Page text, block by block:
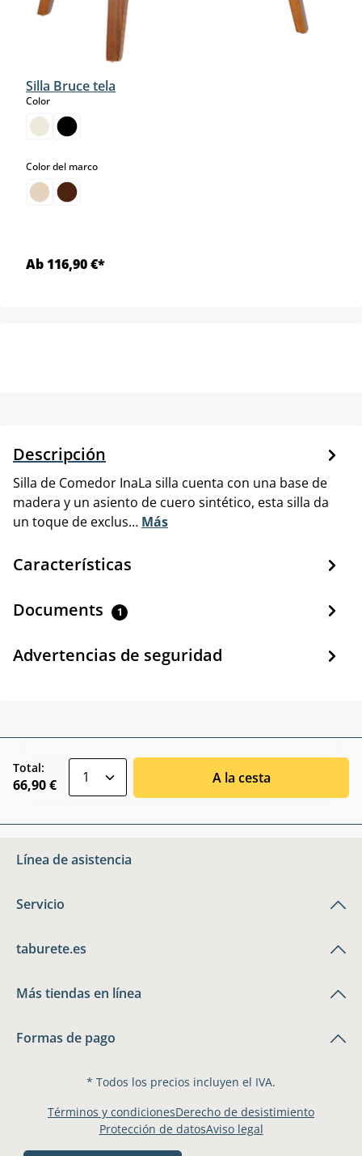
Silla Bruce tela
Colorselect
Color del marcoselect
Ab 116,90 €*
Descripción
Silla de Comedor InaLa silla cuenta con una base de
madera y un asiento de cuero sintético, esta silla da
un toque de exclus… Más
Características
Documents 1
Advertencias de seguridad
Total:
66,90 € A la cesta
Línea de asistencia
Servicio
taburete.es
Más tiendas en línea
Formas de pago
* Todos los precios incluyen el IVA.
Términos y condicionesDerecho de desistimiento
Protección de datosAviso legal